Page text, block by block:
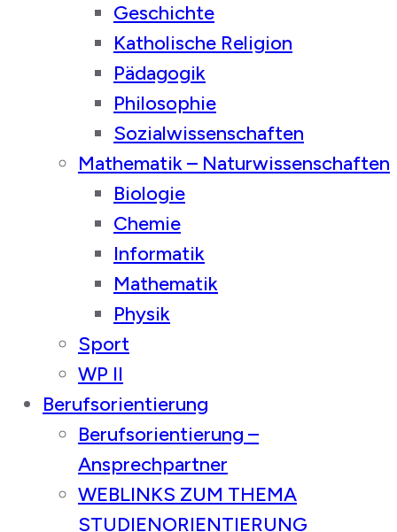
Geschichte
Katholische Religion
Pädagogik
Philosophie
Sozialwissenschaften
Mathematik – Naturwissenschaften
Biologie
Chemie
Informatik
Mathematik
Physik
Sport
WP II
Berufsorientierung
Berufsorientierung –
Ansprechpartner
WEBLINKS ZUM THEMA
STUDIENORIENTIERUNG